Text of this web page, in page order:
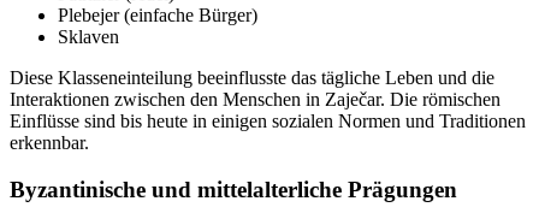
Plebejer (einfache Bürger)
Sklaven
Diese Klasseneinteilung beeinflusste das tägliche Leben und die
Interaktionen zwischen den Menschen in Zaječar. Die römischen
Einflüsse sind bis heute in einigen sozialen Normen und Traditionen
erkennbar.
Byzantinische und mittelalterliche Prägungen